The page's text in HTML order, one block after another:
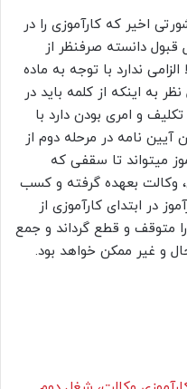
اخیر که کارآموزی را در
دانسته صرفنظر از
ندارد با توجه به ماده
نظر به اینکه از کلمه باید در
و امری بودن دارد با
آن و ماده ۵۴ از همان آیین نامه در مرحله دوم از
میتواند تا سقفی که
وکالت بعهده گرفته و کسب
در ابتدای کارآموزی از
متوقف و قطع گرداند و جمع
و غیر ممکن خواهد بود.